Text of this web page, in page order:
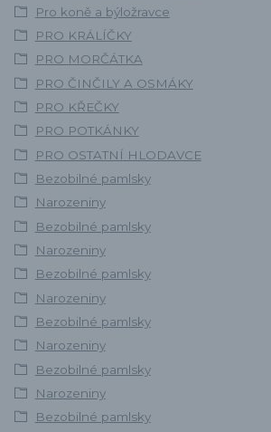
Pro koně a býložravce
PRO KRÁLÍČKY
PRO MORČÁTKA
PRO ČINČILY A OSMÁKY
PRO KŘEČKY
PRO POTKÁNKY
PRO OSTATNÍ HLODAVCE
Bezobilné pamlsky
Narozeniny
Bezobilné pamlsky
Narozeniny
Bezobilné pamlsky
Narozeniny
Bezobilné pamlsky
Narozeniny
Bezobilné pamlsky
Narozeniny
Bezobilné pamlsky